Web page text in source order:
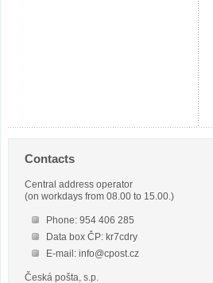
Contacts
Central address operator
(on workdays from 08.00 to 15.00.)
Phone: 954 406 285
Data box ČP: kr7cdry
E-mail: info@cpost.cz
Česká pošta, s.p.